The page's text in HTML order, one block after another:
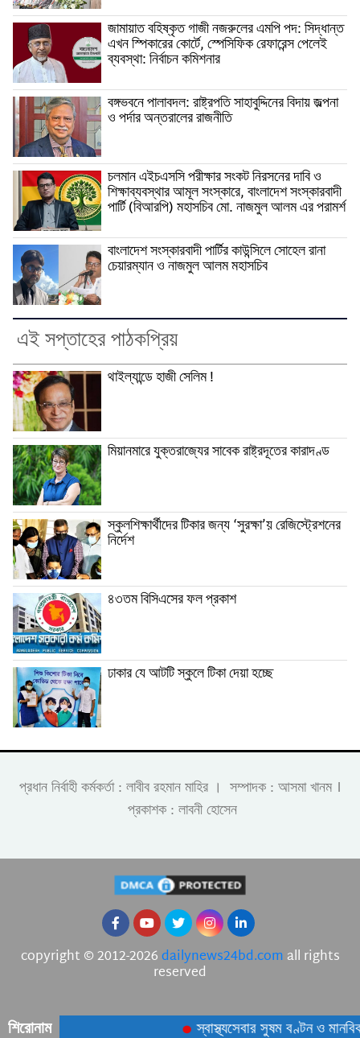
জামায়াত বহিষ্কৃত গাজী নজরুলের এমপি পদ: সিদ্ধান্ত
এখন স্পিকারের কোর্টে, স্পেসিফিক রেফারেন্স পেলেই
ব্যবস্থা: নির্বাচন কমিশনার
বঙ্গভবনে পালাবদল: রাষ্ট্রপতি সাহাবুদ্দিনের বিদায় জল্পনা
ও পর্দার অন্তরালের রাজনীতি
চলমান এইচএসসি পরীক্ষার সংকট নিরসনের দাবি ও
শিক্ষাব্যবস্থার আমূল সংস্কারে, বাংলাদেশ সংস্কারবাদী
পার্টি (বিআরপি) মহাসচিব মো. নাজমুল আলম এর পরামর্শ
বাংলাদেশ সংস্কারবাদী পার্টির কাউন্সিলে সোহেল রানা
চেয়ারম্যান ও নাজমুল আলম মহাসচিব
এই সপ্তাহের পাঠকপ্রিয়
থাইল্যান্ডে হাজী সেলিম !
মিয়ানমারে যুক্তরাজ্যের সাবেক রাষ্ট্রদূতের কারাদণ্ড
স্কুলশিক্ষার্থীদের টিকার জন্য ‘সুরক্ষা’য় রেজিস্ট্রেশনের
নির্দেশ
৪৩তম বিসিএসের ফল প্রকাশ
ঢাকার যে আটটি স্কুলে টিকা দেয়া হচ্ছে
প্রধান নির্বাহী কর্মকর্তা : লাবীব রহমান মাহির । সম্পাদক : আসমা খানম ।
প্রকাশক : লাবনী হোসেন
copyright © 2012-2026dailynews24bd.com all rights
reserved
শিরোনাম স্বাস্থ্যসেবার সুষম বণ্টন ও